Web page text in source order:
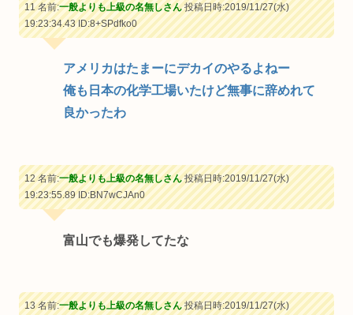
11 名前:一般よりも上級の名無しさん投稿日時:2019/11/27(水)
19:23:34.43ID:8+SPdfko0
アメリカはたまーにデカイのやるよねー
俺も日本の化学工場いたけど無事に辞めれて
良かったわ
12 名前:一般よりも上級の名無しさん投稿日時:2019/11/27(水)
19:23:55.89ID:BN7wCJAn0
富山でも爆発してたな
13 名前:一般よりも上級の名無しさん投稿日時:2019/11/27(水)